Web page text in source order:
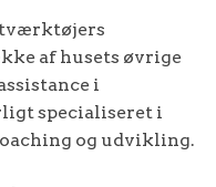
af husets øvrige
i
specialiseret i
og udvikling.